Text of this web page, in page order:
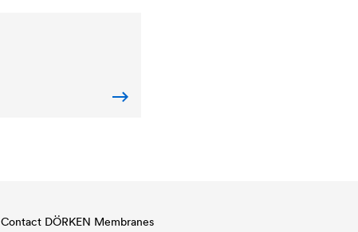
Contact DÖRKEN Membranes